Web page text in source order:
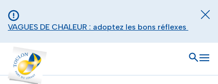
VAGUES DE CHALEUR : adoptez les bons réflexes
Toulon - Port du levant, retour à l'accueil
Ouvrir